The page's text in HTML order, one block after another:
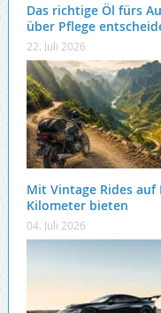
Das richtige Öl fürs
über Pflege
22. Juli 2026
Mit Vintage Rides
Kilometer bieten
04. Juli 2026